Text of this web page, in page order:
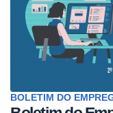
BOLETIM DO